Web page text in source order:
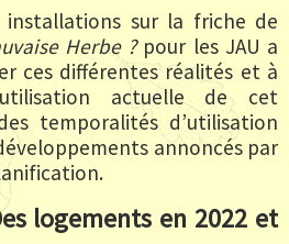
sur la friche de
Herbe ?pour les JAU a
ces différentes réalités et à
actuelle de cet
temporalités d’utilisation
annoncés par
logements en 2022 et